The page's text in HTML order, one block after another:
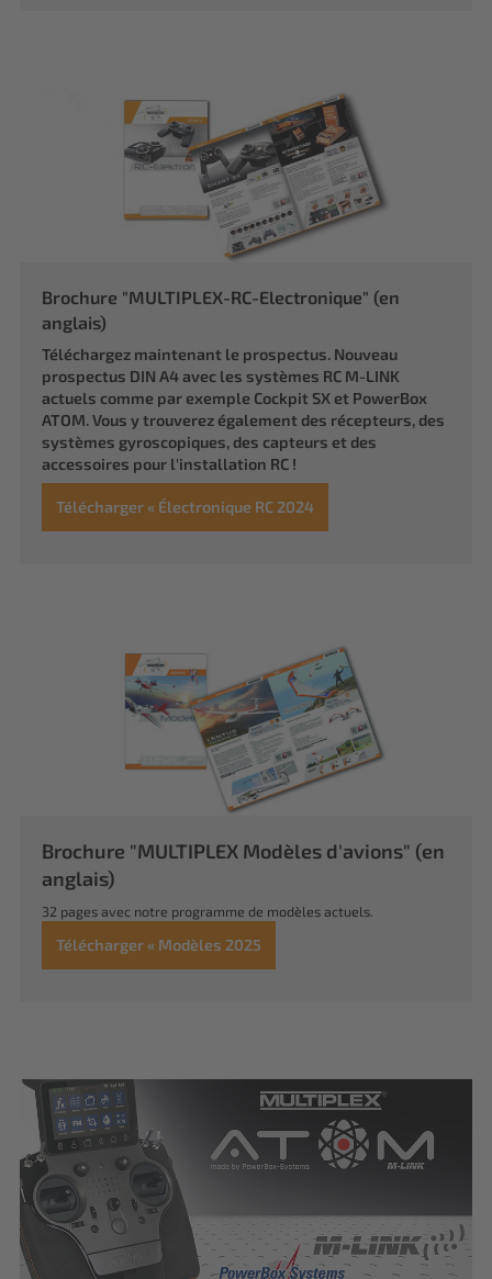
Brochure "MULTIPLEX-RC-Electronique" (en
anglais)
Téléchargez maintenant le prospectus. Nouveau
prospectus DIN A4 avec les systèmes RC M-LINK
actuels comme par exemple Cockpit SX et PowerBox
ATOM. Vous y trouverez également des récepteurs, des
systèmes gyroscopiques, des capteurs et des
accessoires pour l'installation RC !
Télécharger « Électronique RC 2024
Brochure "MULTIPLEX Modèles d'avions" (en
anglais)
32 pages avec notre programme de modèles actuels.
Télécharger « Modèles 2025